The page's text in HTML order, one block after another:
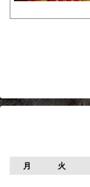
月 火